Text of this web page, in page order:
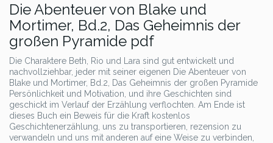
Die Abenteuer von Blake und
Mortimer, Bd.2, Das Geheimnis der
großen Pyramide pdf
Die Charaktere Beth, Rio und Lara sind gut entwickelt und
nachvollziehbar, jeder mit seiner eigenen Die Abenteuer von
Blake und Mortimer, Bd.2, Das Geheimnis der großen Pyramide
Persönlichkeit und Motivation, und ihre Geschichten sind
geschickt im Verlauf der Erzählung verflochten. Am Ende ist
dieses Buch ein Beweis für die Kraft kostenlos
Geschichtenerzählung, uns zu transportieren, rezension zu
verwandeln und uns mit anderen auf eine Weise zu verbinden,